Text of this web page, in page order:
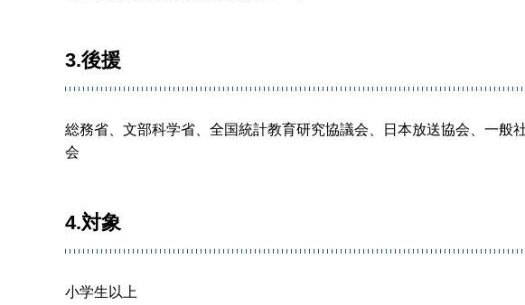
3.後援
総務省、文部科学省、全国統計教育研究協議会、日本放送協会、一般
会
4.対象
小学生以上